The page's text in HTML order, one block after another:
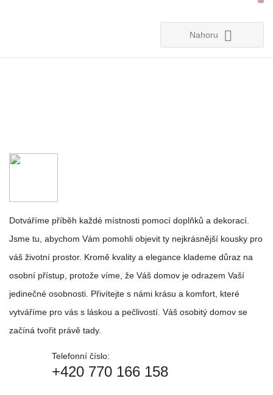
Nahoru 
Dotváříme příběh každé místnosti pomocí doplňků a dekorací.
Jsme tu, abychom Vám pomohli objevit ty nejkrásnější kousky pro
váš životní prostor. Kromě kvality a elegance klademe důraz na
osobní přístup, protože víme, že Váš domov je odrazem Vaší
jedinečné osobnosti. Přivítejte s námi krásu a komfort, které
vytváříme pro vás s láskou a pečlivostí. Váš osobitý domov se
začíná tvořit právě tady.
Telefonní číslo:
+420 770 166 158